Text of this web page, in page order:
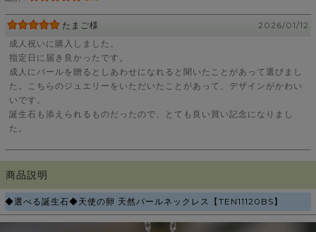
たまご様
2026/01/12
成人祝いに購入しました。
指定日に届き良かったです。
成人にパールを贈るとしあわせになれると聞いたことがあって選びまし
た。こちらのジュエリーをいただいたことがあって、デザインがかわい
いです。
誕生石も添えられるものだったので、とても良い買い記念になりまし
た。
商品説明
◆選べる誕生石◆天使の卵 天然パールネックレス【TEN11120BS】